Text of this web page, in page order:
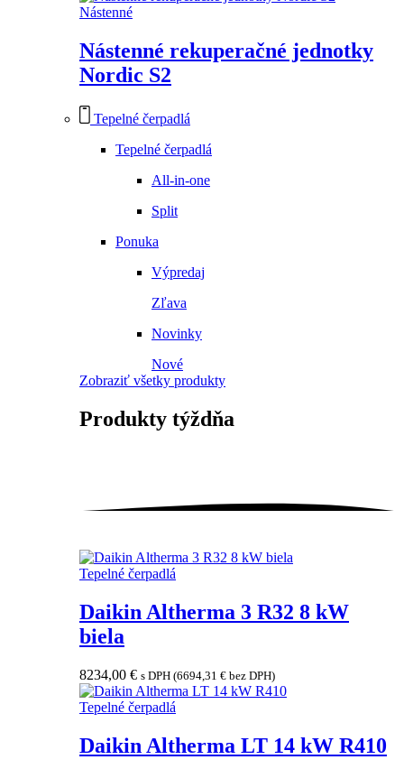
Nástenné
Nástenné rekuperačné jednotky
Nordic S2
Tepelné čerpadlá
Tepelné čerpadlá
All-in-one
Split
Ponuka
Výpredaj
Zľava
Novinky
Nové
Zobraziť všetky produkty
Produkty týždňa
Tepelné čerpadlá
Daikin Altherma 3 R32 8 kW
biela
8234,00 € s DPH (6694,31 € bez DPH)
Tepelné čerpadlá
Daikin Altherma LT 14 kW R410